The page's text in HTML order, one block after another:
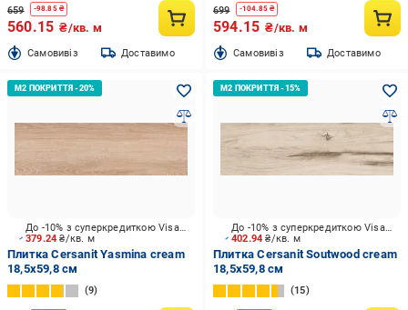
659 -98.85₴
560.15 ₴/кв. м
Cамовивіз Доставимо
699 -104.85₴
594.15 ₴/кв. м
Cамовивіз Доставимо
379.24₴/кв. м
До -10% з суперкредиткою Visa Вигода
Плитка Cersanit Yasmina cream
18,5х59,8 см
9
402.94₴/кв. м
До -10% з суперкредиткою Visa Вигода
Плитка Cersanit Soutwood cream
18,5x59,8 см
15